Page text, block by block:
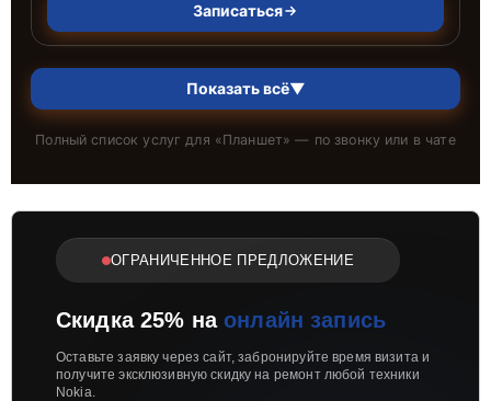
Записаться
Показать всё▼
Полный список услуг для «Планшет» — по звонку или в чате
ОГРАНИЧЕННОЕ ПРЕДЛОЖЕНИЕ
Скидка 25% наонлайн запись
Оставьте заявку через сайт, забронируйте время визита и
получите эксклюзивную скидку на ремонт любой техники
Nokia.